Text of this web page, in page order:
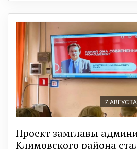
7
Проект замглавы
Климовского района